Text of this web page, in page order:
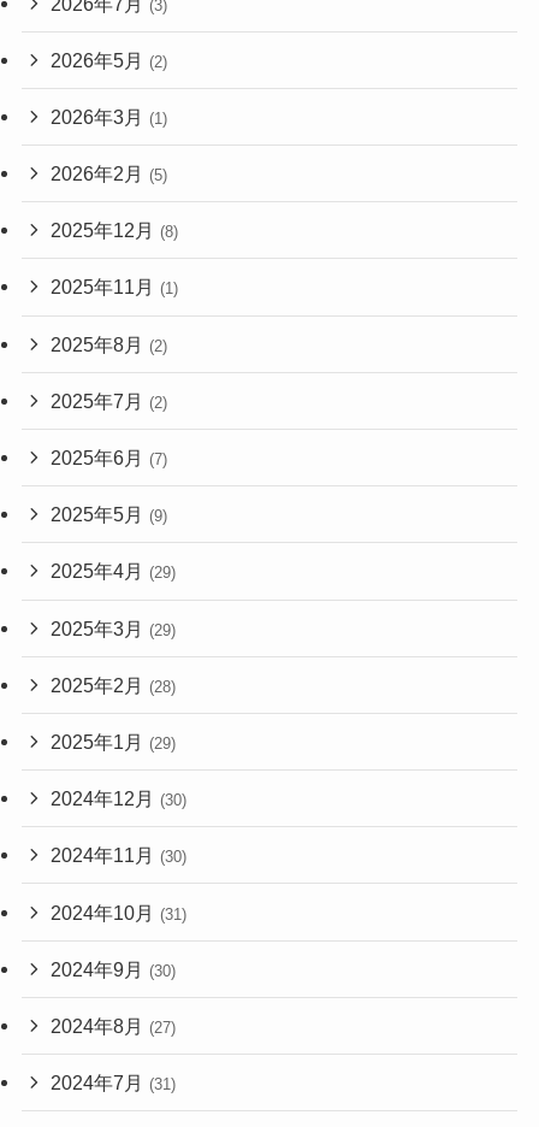
(3)
2026年5月 (2)
2026年3月 (1)
2026年2月 (5)
2025年12月 (8)
2025年11月 (1)
2025年8月 (2)
2025年7月 (2)
2025年6月 (7)
2025年5月 (9)
2025年4月 (29)
2025年3月 (29)
2025年2月 (28)
2025年1月 (29)
2024年12月 (30)
2024年11月 (30)
2024年10月 (31)
2024年9月 (30)
2024年8月 (27)
2024年7月 (31)